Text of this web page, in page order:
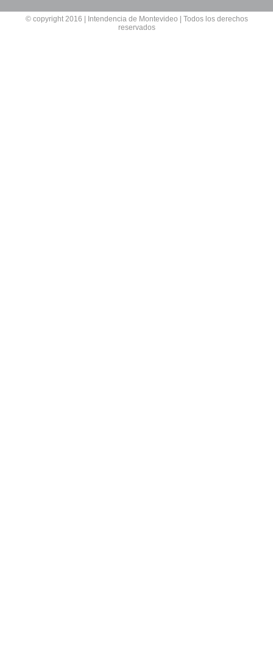
© copyright 2016 | Intendencia de Montevideo | Todos los derechos
reservados